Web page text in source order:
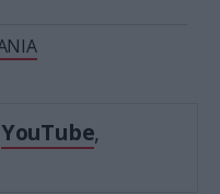
YouTube,